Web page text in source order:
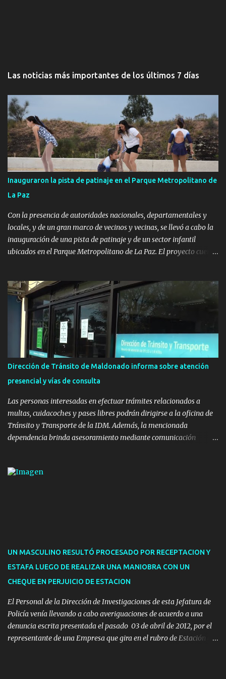
Las noticias más importantes de los últimos 7 días
Inauguraron la pista de patinaje en el Parque Metropolitano de
La Paz
Con la presencia de autoridades nacionales, departamentales y
locales, y de un gran marco de vecinos y vecinas, se llevó a cabo la
inauguración de una pista de patinaje y de un sector infantil
ubicados en el Parque Metropolitano de La Paz. El proyecto cuenta
Pública de OPP, así como aportes del Gobierno de Canelones y del
Ministerio de Transporte y Obras Públicas. La nueva
infraestructura deportiva consiste en una plataforma de 35 m por
20 m con banco de hormigón sobre sus laterales. Su destino será
polifuncional, permitiendo la práctica de patín, hockey, gimnasia y
la realización de eventos culturales. Próximo a la pista, se
instalaron juegos infantiles y equipamiento urbano (bancos de
nuevos pavimentos e iluminación. La totalidad de estas obras
implicaron una inversión estimada ...
Dirección de Tránsito de Maldonado informa sobre atención
presencial y vías de consulta
Las personas interesadas en efectuar trámites relacionados a
multas, cuidacoches y pases libres podrán dirigirse a la oficina de
Tránsito y Transporte de la IDM. Además, la mencionada
dependencia brinda asesoramiento mediante comunicación
presencial comprende los siguientes trámites: Multas: devolución
1921(interno 1456). Cuidacoches: consultas a
1921(interno 1246). Transporte: consultas generales relacionadas a
Uber y Taxi, a través de transporte@maldonado.gub.uy, t...
UN MASCULINO RESULTÓ PROCESADO POR RECEPTACION Y
ESTAFA LUEGO DE REALIZAR UNA MANIOBRA CON UN
CHEQUE EN PERJUICIO DE ESTACION
El Personal de la Dirección de Investigaciones de esta Jefatura de
Policía venía llevando a cabo averiguaciones de acuerdo a una
denuncia escrita presentada el pasado 03 de abril de 2012, por el
representante de una Empresa que gira en el rubro de Estación de